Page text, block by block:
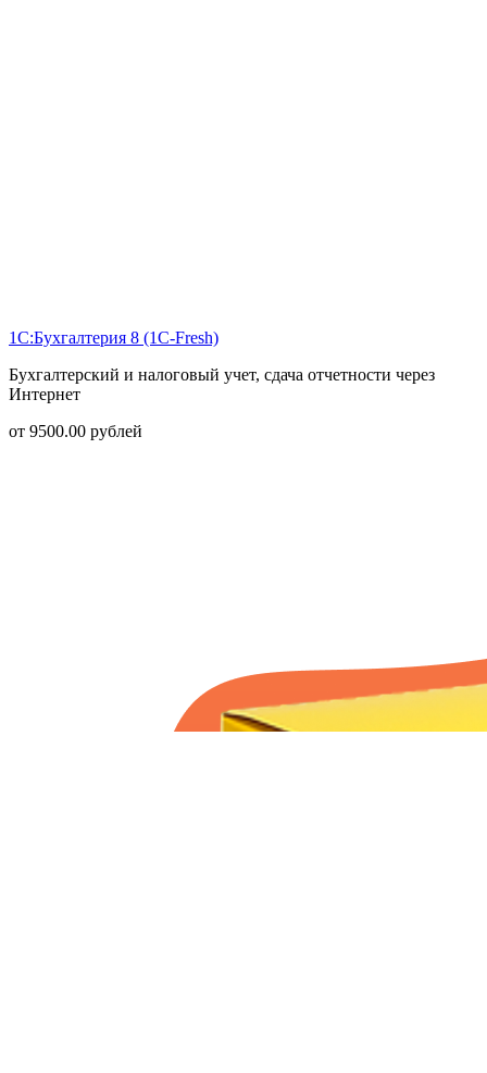
1С:Бухгалтерия 8 (1С-Fresh)
Бухгалтерский и налоговый учет, сдача отчетности через
Интернет
от 9500.00 рублей